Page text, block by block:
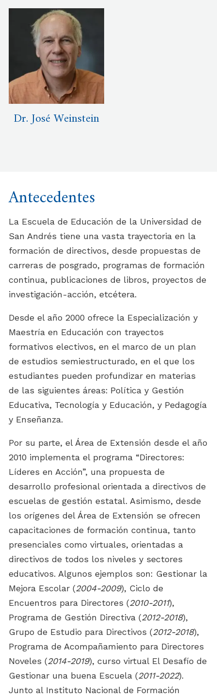
Dr. José Weinstein
Antecedentes
La Escuela de Educación de la Universidad de
San Andrés tiene una vasta trayectoria en la
formación de directivos, desde propuestas de
carreras de posgrado, programas de formación
continua, publicaciones de libros, proyectos de
investigación-acción, etcétera.
Desde el año 2000 ofrece la Especialización y
Maestría en Educación con trayectos
formativos electivos, en el marco de un plan
de estudios semiestructurado, en el que los
estudiantes pueden profundizar en materias
de las siguientes áreas: Política y Gestión
Educativa, Tecnología y Educación, y Pedagogía
y Enseñanza.
Por su parte, el Área de Extensión desde el año
2010 implementa el programa “Directores:
Líderes en Acción”, una propuesta de
desarrollo profesional orientada a directivos de
escuelas de gestión estatal. Asimismo, desde
los orígenes del Área de Extensión se ofrecen
capacitaciones de formación continua, tanto
presenciales como virtuales, orientadas a
directivos de todos los niveles y sectores
educativos. Algunos ejemplos son: Gestionar la
Mejora Escolar (2004-2009), Ciclo de
Encuentros para Directores (2010-2011),
Programa de Gestión Directiva (2012-2018),
Grupo de Estudio para Directivos (2012-2018),
Programa de Acompañamiento para Directores
Noveles (2014-2019), curso virtual El Desafío de
Gestionar una buena Escuela (2011-2022).
Junto al Instituto Nacional de Formación